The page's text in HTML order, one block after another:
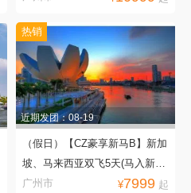
上套房
热销
近期发团：08-19
（假日）【CZ豪享新马B】新加
坡、马来西亚双飞5天(马入新
出)
广州市 ¥7999起